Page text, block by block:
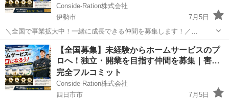
Conside-Ration株式会社
伊勢市
7月5日
＼全国で事業拡大中！一緒に成長できる仲間を募集します！／
Conside-Ration株式会社では、住まいに関するホームサービス事業を
全国で展開しています。 現在、事業拡大に伴い、業務委託スタッフ・
将来独立を目指...
三重 伊勢市 その他 スタッフ
【全国募集】未経験からホームサービスのプ
ロへ！独立・開業を目指す仲間を募集｜害…
完全フルコミット
Conside-Ration株式会社
四日市市
7月5日